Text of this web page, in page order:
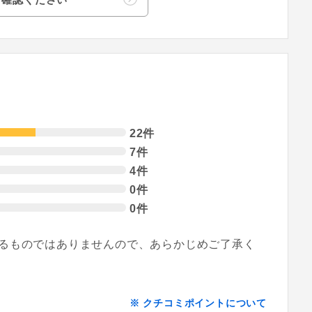
22件
7件
4件
0件
0件
のではありませんので、あらかじめご了承く
※ クチコミポイントについて